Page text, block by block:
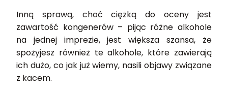
Inną sprawą, choć ciężką do oceny jest
zawartość kongenerów – pijąc różne alkohole
na jednej imprezie, jest większa szansa, że
spożyjesz również te alkohole, które zawierają
ich dużo, co jak już wiemy, nasili objawy związane
z kacem.